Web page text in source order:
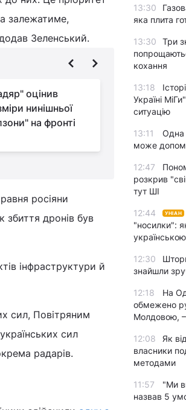
залежатиме,
Зеленський.
оцінив
нинішньої
на фронті
кінець війни
росіяни
збиття дронів був
інфраструктури й
сил, Повітряним
сил
радарів.
13:30
яка плита
13:30
Три
кохання
13:18
Україні
ситуацію
13:11
Одна
може
12:47
розкрив
тут ШІ
12:44 УНІАН
"носилки":
12:30
знайшли
12:18
На
обмежено
Молдовою,
12:08
Як
власники
методами
11:57
"Ми
назвав 5